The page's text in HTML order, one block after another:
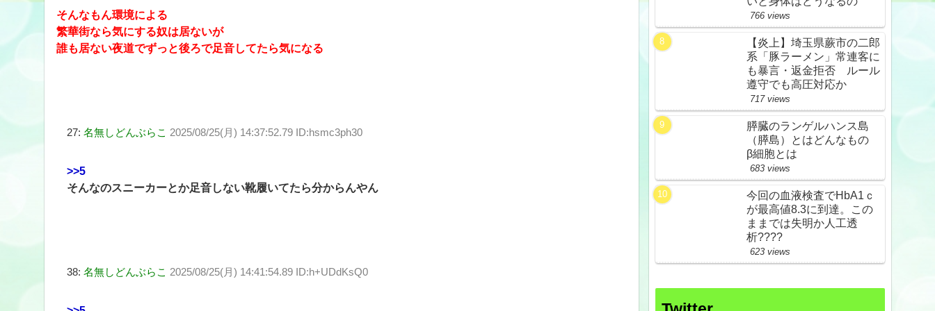
そんなもん環境による
繁華街なら気にする奴は居ないが
誰も居ない夜道でずっと後ろで足音してたら気になる
27: 名無しどんぶらこ 2025/08/25(月) 14:37:52.79 ID:hsmc3ph30
>>5
そんなのスニーカーとか足音しない靴履いてたら分からんやん
38: 名無しどんぶらこ 2025/08/25(月) 14:41:54.89 ID:h+UDdKsQ0
766 views
【炎上】埼玉県蕨市の二郎
系「豚ラーメン」常連客に
も暴言・返金拒否 ルール
遵守でも高圧対応か
717 views
膵臓のランゲルハンス島
（膵島）とはどんなもの
β細胞とは
683 views
今回の血液検査でHbA1ｃ
が最高値8.3に到達。この
ままでは失明か人工透
析????
623 views